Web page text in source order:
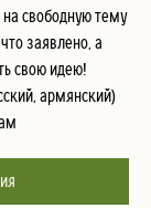
свободную тему
заявлено, а
свою идею!
армянский)